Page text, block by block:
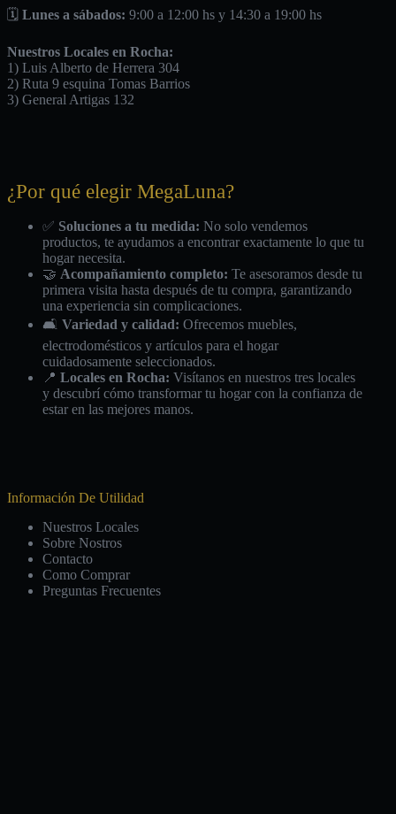
🗓️ Lunes a sábados: 9:00 a 12:00 hs y 14:30 a 19:00 hs
Nuestros Locales en Rocha:
1) Luis Alberto de Herrera 304
2) Ruta 9 esquina Tomas Barrios
3) General Artigas 132
¿Por qué elegir MegaLuna?
✅ Soluciones a tu medida: No solo vendemos
productos, te ayudamos a encontrar exactamente lo que tu
hogar necesita.
🤝 Acompañamiento completo: Te asesoramos desde tu
primera visita hasta después de tu compra, garantizando
una experiencia sin complicaciones.
🛋️ Variedad y calidad: Ofrecemos muebles,
electrodomésticos y artículos para el hogar
cuidadosamente seleccionados.
📍 Locales en Rocha: Visítanos en nuestros tres locales
y descubrí cómo transformar tu hogar con la confianza de
estar en las mejores manos.
Información De Utilidad
Nuestros Locales
Sobre Nostros
Contacto
Como Comprar
Preguntas Frecuentes